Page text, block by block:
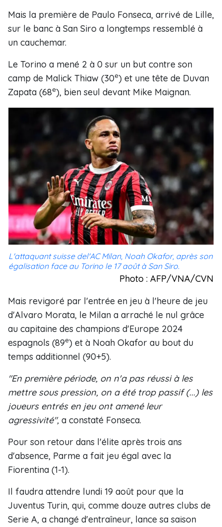
Mais la première de Paulo Fonseca, arrivé de Lille,
sur le banc à San Siro a longtemps ressemblé à
un cauchemar.
Le Torino a mené 2 à 0 sur un but contre son
camp de Malick Thiaw (30e) et une tête de Duvan
Zapata (68e), bien seul devant Mike Maignan.
L'attaquant suisse del'AC Milan, Noah Okafor, après son
égalisation face au Torino le 17 août à San Siro.
Photo : AFP/VNA/CVN
Mais revigoré par l'entrée en jeu à l'heure de jeu
d'Alvaro Morata, le Milan a arraché le nul grâce
au capitaine des champions d'Europe 2024
espagnols (89e) et à Noah Okafor au bout du
temps additionnel (90+5).
"En première période, on n'a pas réussi à les
mettre sous pression, on a été trop passif (...) les
joueurs entrés en jeu ont amené leur
agressivité", a constaté Fonseca.
Pour son retour dans l'élite après trois ans
d'absence, Parme a fait jeu égal avec la
Fiorentina (1-1).
Il faudra attendre lundi 19 août pour que la
Juventus Turin, qui, comme douze autres clubs de
Serie A, a changé d'entraîneur, lance sa saison